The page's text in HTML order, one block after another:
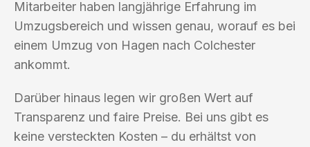
Mitarbeiter haben langjährige Erfahrung im
Umzugsbereich und wissen genau, worauf es bei
einem Umzug von Hagen nach Colchester
ankommt.
Darüber hinaus legen wir großen Wert auf
Transparenz und faire Preise. Bei uns gibt es
keine versteckten Kosten – du erhältst von